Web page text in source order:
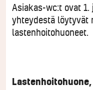
Asiakas-wc:t ovat 1.
yhteydestä löytyvät
lastenhoitohuoneet.